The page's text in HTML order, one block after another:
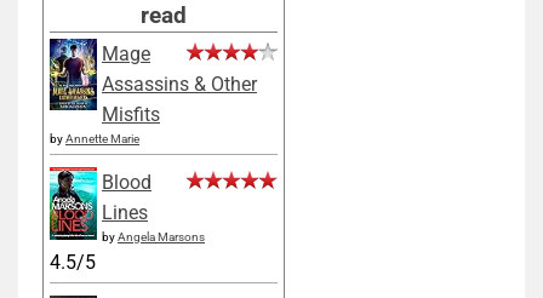
read
Mage
Assassins & Other
Misfits
byAnnette Marie
Blood
Lines
byAngela Marsons
4.5/5